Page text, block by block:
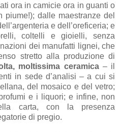
ora in camicie ora in guanti o
dalle maestranze del
e dell’oreficeria; e
coltelli e gioielli, senza
dei manufatti lignei, che
stretto alla produzione di
moltissima ceramica– il
in sede d’analisi – a cui si
del mosaico e del vetro;
e i liquori; e infine, non
carta, con la presenza
di pregio.